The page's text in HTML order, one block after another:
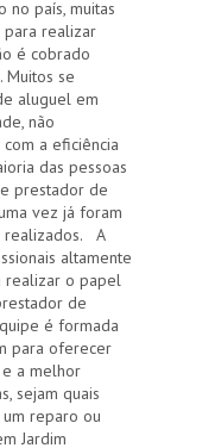
no país, muitas
para realizar
é cobrado
Muitos se
aluguel em
não
a eficiência
das pessoas
prestador de
vez já foram
realizados. A
altamente
realizar o papel
de
é formada
para oferecer
a melhor
sejam quais
reparo ou
Jardim